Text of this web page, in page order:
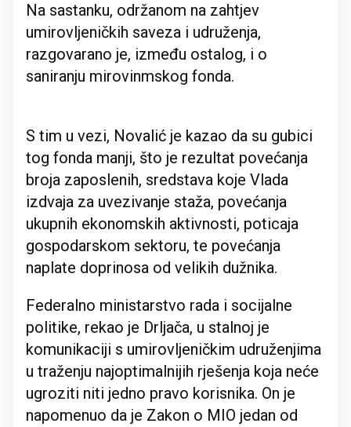
Na sastanku, održanom na zahtjev
umirovljeničkih saveza i udruženja,
razgovarano je, između ostalog, i o
saniranju mirovinmskog fonda.
S tim u vezi, Novalić je kazao da su gubici
tog fonda manji, što je rezultat povećanja
broja zaposlenih, sredstava koje Vlada
izdvaja za uvezivanje staža, povećanja
ukupnih ekonomskih aktivnosti, poticaja
gospodarskom sektoru, te povećanja
naplate doprinosa od velikih dužnika.
Federalno ministarstvo rada i socijalne
politike, rekao je Drljača, u stalnoj je
komunikaciji s umirovljeničkim udruženjima
u traženju najoptimalnijih rješenja koja neće
ugroziti niti jedno pravo korisnika. On je
napomenuo da je Zakon o MIO jedan od